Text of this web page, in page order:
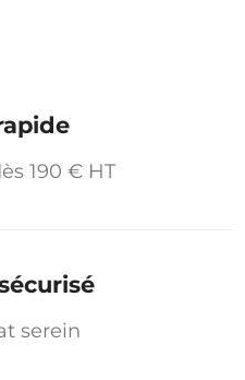
190 € HT
serein